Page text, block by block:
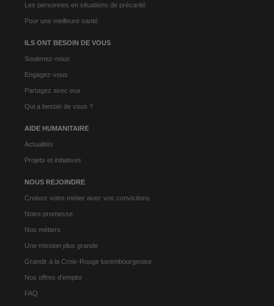
Les personnes en situations de précarité
Pour une meilleure santé
ILS ONT BESOIN DE VOUS
Soutenez-nous
Engagez-vous
Partagez avec eux
Qui a besoin de vous ?
AIDE HUMANITAIRE
Actualités
Projets et initiatives
NOUS REJOINDRE
Croisez votre métier avec vos convictions
Notre promesse
Nos métiers
Une mission plus grande
Grandir à la Croix-Rouge luxembourgeoise
Nos offres d’emploi
FAQ